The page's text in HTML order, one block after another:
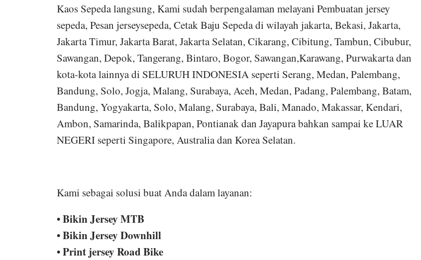
Kaos Sepeda langsung, Kami sudah berpengalaman melayani Pembuatan jersey
sepeda, Pesan jerseysepeda, Cetak Baju Sepeda di wilayah jakarta, Bekasi, Jakarta,
Jakarta Timur, Jakarta Barat, Jakarta Selatan, Cikarang, Cibitung, Tambun, Cibubur,
Sawangan, Depok, Tangerang, Bintaro, Bogor, Sawangan,Karawang, Purwakarta dan
kota-kota lainnya di SELURUH INDONESIA seperti Serang, Medan, Palembang,
Bandung, Solo, Jogja, Malang, Surabaya, Aceh, Medan, Padang, Palembang, Batam,
Bandung, Yogyakarta, Solo, Malang, Surabaya, Bali, Manado, Makassar, Kendari,
Ambon, Samarinda, Balikpapan, Pontianak dan Jayapura bahkan sampai ke LUAR
NEGERI seperti Singapore, Australia dan Korea Selatan.
Kami sebagai solusi buat Anda dalam layanan:
• Bikin Jersey MTB
• Bikin Jersey Downhill
• Print jersey Road Bike